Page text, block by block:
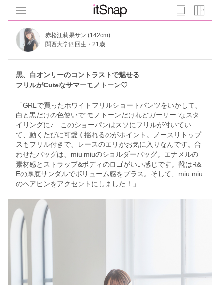
赤松江莉果サン (142cm)
関西大学四回生・21歳
黒、白オンリーのコントラストで魅せる
フリルがCuteなサマーモノトーン♡
「GRLで買ったホワイトフリルショートパンツをいかして、
白と黒だけの色使いで“モノトーンだけれどガーリー”なスタ
イリングに♪ このショーパンはスソにフリルが付いてい
て、動くたびに可愛く揺れるのがポイント。ノースリトップ
スもフリル付きで、レースのエリがお気に入りなんです。合
わせたバッグは、miu miuのショルダーバッグ。エナメルの
素材感とストラップ&ボディのロゴがいい感じです。靴はR&
Eの厚底サンダルでボリューム感をプラス。そして、miu miu
のヘアピンをアクセントにしました！」